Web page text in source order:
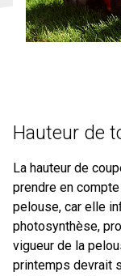
Hauteur de
La hauteur de
prendre en
pelouse, car elle
photosynthèse,
vigueur de la
printemps devrait